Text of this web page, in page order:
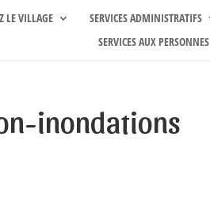
LE VILLAGE SERVICES ADMINISTRATIFS
SERVICES AUX PERSONNES
inondations